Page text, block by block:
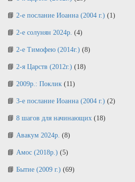
2-е послание Иоанна (2004 г.) (1)
2-е солунян 2024р. (4)
2-е Тимофею (2014г.) (8)
2-я Царств (2012г.) (18)
2009р.: Поклик (11)
3-е послание Иоанна (2004 г.) (2)
8 шагов для начинающих (18)
Авакум 2024р. (8)
Амос (2018р.) (5)
Бытие (2009 г.) (69)